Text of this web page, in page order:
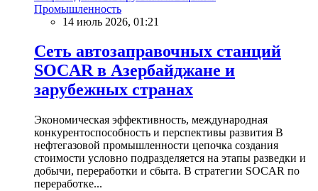
Промышленность
14 июль 2026, 01:21
Сеть автозаправочных станций
SOCAR в Азербайджане и
зарубежных странах
Экономическая эффективность, международная
конкурентоспособность и перспективы развития В
нефтегазовой промышленности цепочка создания
стоимости условно подразделяется на этапы разведки и
добычи, переработки и сбыта. В стратегии SOCAR по
переработке...